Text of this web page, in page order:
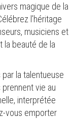
magique de la
l’héritage
musiciens et
la beauté de la
la talentueuse
vie au
interprétée
vous emporter